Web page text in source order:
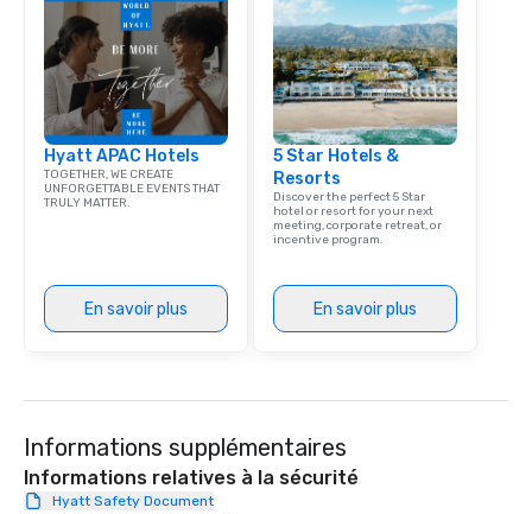
team building. All-Inclusive Group
Dining When meeting
corporate group
Smacking Foodie
group is assured a
experience with three
signature dishes at
person with tax and
included. The only
provides guests a
at various stops. Build Your Network
a typical sit-down
Hyatt APAC Hotels
TOGETHER, WE CREATE
UNFORGETTABLE EVENTS THAT
TRULY MATTER.
En savoir plus
5 Star Hotels &
Resorts
Discover the perfect 5 Star
hotel or resort for your next
meeting, corporate retreat, or
incentive program.
En savoir plus
Informations supplémentaires
Informations relatives à la sécurité
Hyatt Safety Document